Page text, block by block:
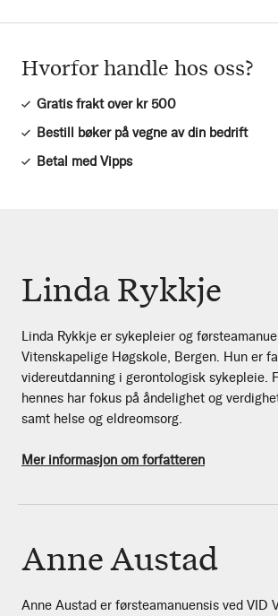
Hvorfor handle hos oss?
Gratis frakt over kr 500
Bestill bøker på vegne av din bedrift
Betal med Vipps
Linda Rykkje
Linda Rykkje er sykepleier og
Vitenskapelige Høgskole, Bergen. Hun er
videreutdanning i gerontologisk sykepleie.
hennes har fokus på åndelighet og
samt helse og eldreomsorg.
Mer informasjon om forfatteren
Anne Austad
Anne Austad er førsteamanuensis ved VID